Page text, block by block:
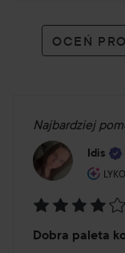
OCEŃ
Najbardziej
Idis
Rola
4
Dobra paleta